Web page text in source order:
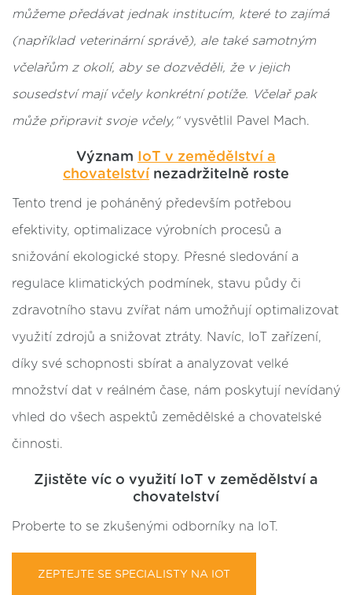
můžeme předávat jednak institucím, které to zajímá
(například veterinární správě), ale také samotným
včelařům z okolí, aby se dozvěděli, že v jejich
sousedství mají včely konkrétní potíže. Včelař pak
může připravit svoje včely,“vysvětlil Pavel Mach.
Význam IoT v zemědělství a
chovatelství nezadržitelně roste
Tento trend je poháněný především potřebou
efektivity, optimalizace výrobních procesů a
snižování ekologické stopy. Přesné sledování a
regulace klimatických podmínek, stavu půdy či
zdravotního stavu zvířat nám umožňují optimalizovat
využití zdrojů a snižovat ztráty. Navíc, IoT zařízení,
díky své schopnosti sbírat a analyzovat velké
množství dat v reálném čase, nám poskytují nevídaný
vhled do všech aspektů zemědělské a chovatelské
činnosti.
Zjistěte víc o využití IoT v zemědělství a
chovatelství
Proberte to se zkušenými odborníky na IoT.
ZEPTEJTE SE SPECIALISTY NA IOT